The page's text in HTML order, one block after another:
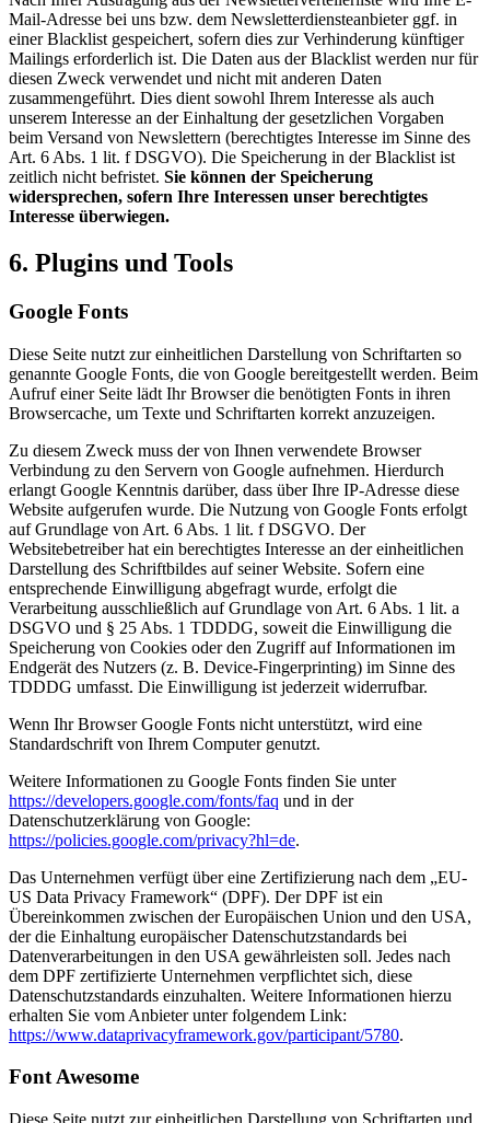
Mail-Adresse bei uns bzw. dem Newsletterdiensteanbieter ggf. in
einer Blacklist gespeichert, sofern dies zur Verhinderung künftiger
Mailings erforderlich ist. Die Daten aus der Blacklist werden nur für
diesen Zweck verwendet und nicht mit anderen Daten
zusammengeführt. Dies dient sowohl Ihrem Interesse als auch
unserem Interesse an der Einhaltung der gesetzlichen Vorgaben
beim Versand von Newslettern (berechtigtes Interesse im Sinne des
Art. 6 Abs. 1 lit. f DSGVO). Die Speicherung in der Blacklist ist
zeitlich nicht befristet. Sie können der Speicherung
widersprechen, sofern Ihre Interessen unser berechtigtes
Interesse überwiegen.
6. Plugins und Tools
Google Fonts
Diese Seite nutzt zur einheitlichen Darstellung von Schriftarten so
genannte Google Fonts, die von Google bereitgestellt werden. Beim
Aufruf einer Seite lädt Ihr Browser die benötigten Fonts in ihren
Browsercache, um Texte und Schriftarten korrekt anzuzeigen.
Zu diesem Zweck muss der von Ihnen verwendete Browser
Verbindung zu den Servern von Google aufnehmen. Hierdurch
erlangt Google Kenntnis darüber, dass über Ihre IP-Adresse diese
Website aufgerufen wurde. Die Nutzung von Google Fonts erfolgt
auf Grundlage von Art. 6 Abs. 1 lit. f DSGVO. Der
Websitebetreiber hat ein berechtigtes Interesse an der einheitlichen
Darstellung des Schriftbildes auf seiner Website. Sofern eine
entsprechende Einwilligung abgefragt wurde, erfolgt die
Verarbeitung ausschließlich auf Grundlage von Art. 6 Abs. 1 lit. a
DSGVO und § 25 Abs. 1 TDDDG, soweit die Einwilligung die
Speicherung von Cookies oder den Zugriff auf Informationen im
Endgerät des Nutzers (z. B. Device-Fingerprinting) im Sinne des
TDDDG umfasst. Die Einwilligung ist jederzeit widerrufbar.
Wenn Ihr Browser Google Fonts nicht unterstützt, wird eine
Standardschrift von Ihrem Computer genutzt.
Weitere Informationen zu Google Fonts finden Sie unter
https://developers.google.com/fonts/faq und in der
Datenschutzerklärung von Google:
https://policies.google.com/privacy?hl=de.
Das Unternehmen verfügt über eine Zertifizierung nach dem „EU-
US Data Privacy Framework“ (DPF). Der DPF ist ein
Übereinkommen zwischen der Europäischen Union und den USA,
der die Einhaltung europäischer Datenschutzstandards bei
Datenverarbeitungen in den USA gewährleisten soll. Jedes nach
dem DPF zertifizierte Unternehmen verpflichtet sich, diese
Datenschutzstandards einzuhalten. Weitere Informationen hierzu
erhalten Sie vom Anbieter unter folgendem Link:
https://www.dataprivacyframework.gov/participant/5780.
Font Awesome
Diese Seite nutzt zur einheitlichen Darstellung von Schriftarten und